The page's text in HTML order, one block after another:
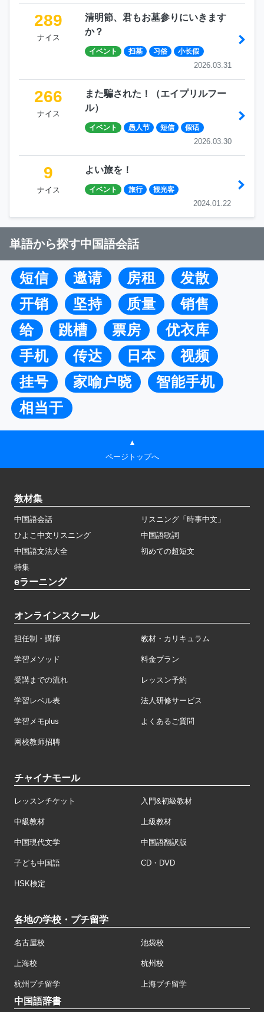
289
ナイス
清明節、君もお墓参りにいきます
か？
イベント 扫墓 习俗 小长假
2026.03.31
266
ナイス
また騙された！（エイプリルフー
ル）
イベント 愚人节 短信 假话
2026.03.30
9
ナイス
よい旅を！
イベント 旅行 観光客
2024.01.22
単語から探す中国語会話
短信 邀请 房租
发散
开销
坚持 质量
销售
给
跳槽 票房
优衣库
手机
传达 日本
视频
挂号
家喻户晓
智能手机
相当于
▲
ページトップへ
教材集
中国語会話
リスニング「時事中文」
ひよこ中文リスニング
中国語歌詞
中国語文法大全
初めての超短文
特集
eラーニング
オンラインスクール
担任制・講師 教材・カリキュラム
学習メソッド 料金プラン
受講までの流れ レッスン予約
学習レベル表 法人研修サービス
学習メモplus よくあるご質問
网校教师招聘
チャイナモール
レッスンチケット 入門&初級教材
中級教材 上級教材
中国現代文学 中国語翻訳版
子ども中国語 CD・DVD
HSK検定
各地の学校・プチ留学
名古屋校 池袋校
上海校 杭州校
杭州プチ留学 上海プチ留学
中国語辞書